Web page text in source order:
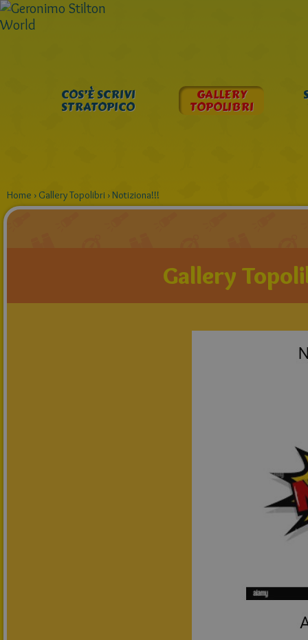
COS’È SCRIVI
STRATOPICO
GALLERY
TOPOLIBRI
Home › Gallery Topolibri ›Notiziona!!!
Gallery